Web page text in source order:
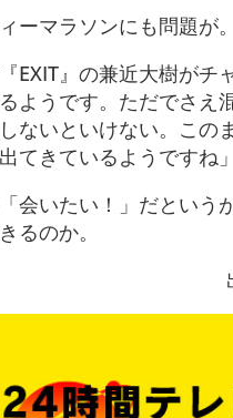
ーマラソンにも問題が。
EXIT』の兼近大樹が
ようです。ただでさえ
ないといけない。この
てきているようですね
会いたい！」だという
るのか。